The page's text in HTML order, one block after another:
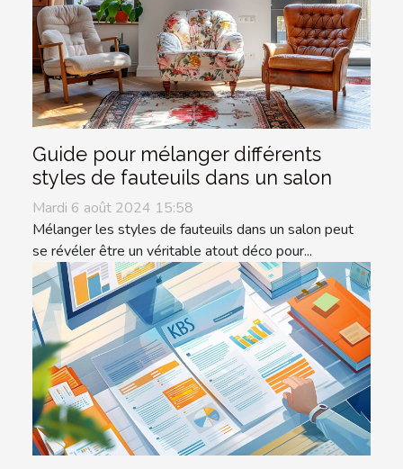
Guide pour mélanger différents
styles de fauteuils dans un salon
Mardi 6 août 2024 15:58
Mélanger les styles de fauteuils dans un salon peut
se révéler être un véritable atout déco pour...